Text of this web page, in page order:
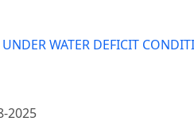
WATER DEFICIT
2025